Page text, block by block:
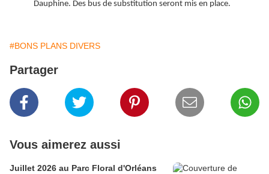
Dauphine. Des bus de substitution seront mis en place.
#BONS PLANS DIVERS
Partager
Vous aimerez aussi
Juillet 2026 au Parc Floral d'Orléans